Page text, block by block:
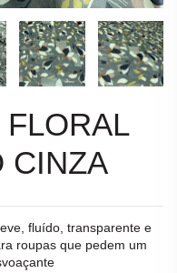
CINZA
fluído, transparente e
roupas que pedem um